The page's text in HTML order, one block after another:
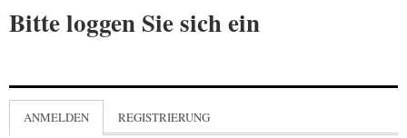
Bitte loggen Sie sich ein
ANMELDEN REGISTRIERUNG